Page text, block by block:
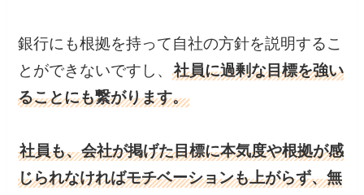
銀行にも根拠を持って自社の方針を説明するこ
とができないですし、社員に過剰な目標を強い
ることにも繋がります。
社員も、会社が掲げた目標に本気度や根拠が感
じられなければモチベーションも上がらず、無